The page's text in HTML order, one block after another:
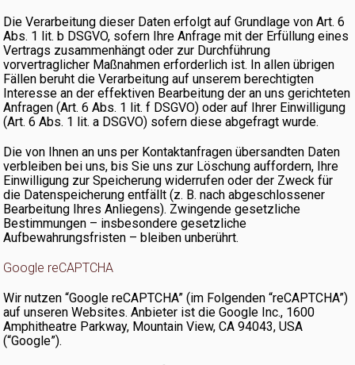
Die Verarbeitung dieser Daten erfolgt auf Grundlage von Art. 6
Abs. 1 lit. b DSGVO, sofern Ihre Anfrage mit der Erfüllung eines
Vertrags zusammenhängt oder zur Durchführung
vorvertraglicher Maßnahmen erforderlich ist. In allen übrigen
Fällen beruht die Verarbeitung auf unserem berechtigten
Interesse an der effektiven Bearbeitung der an uns gerichteten
Anfragen (Art. 6 Abs. 1 lit. f DSGVO) oder auf Ihrer Einwilligung
(Art. 6 Abs. 1 lit. a DSGVO) sofern diese abgefragt wurde.
Die von Ihnen an uns per Kontaktanfragen übersandten Daten
verbleiben bei uns, bis Sie uns zur Löschung auffordern, Ihre
Einwilligung zur Speicherung widerrufen oder der Zweck für
die Datenspeicherung entfällt (z. B. nach abgeschlossener
Bearbeitung Ihres Anliegens). Zwingende gesetzliche
Bestimmungen – insbesondere gesetzliche
Aufbewahrungsfristen – bleiben unberührt.
Google reCAPTCHA
Wir nutzen “Google reCAPTCHA” (im Folgenden “reCAPTCHA”)
auf unseren Websites. Anbieter ist die Google Inc., 1600
Amphitheatre Parkway, Mountain View, CA 94043, USA
(“Google”).